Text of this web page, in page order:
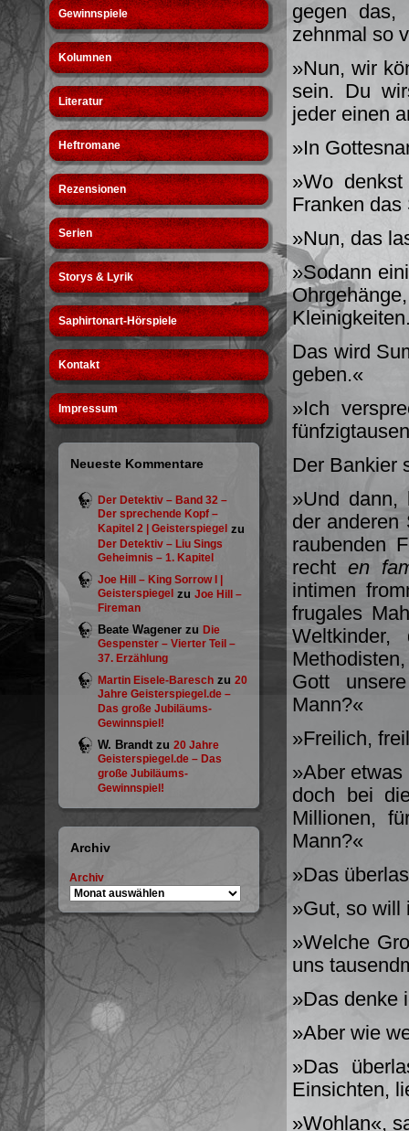
Gewinnspiele
Kolumnen
Literatur
Heftromane
Rezensionen
Serien
Storys & Lyrik
Saphirtonart-Hörspiele
Kontakt
Impressum
Neueste Kommentare
Der Detektiv – Band 32 –
Der sprechende Kopf –
Kapitel 2 | Geisterspiegel zu
Der Detektiv – Liu Sings
Geheimnis – 1. Kapitel
Joe Hill – King Sorrow I |
Geisterspiegel zu Joe Hill –
Fireman
Beate Wagener zu Die
Gespenster – Vierter Teil –
37. Erzählung
Martin Eisele-Baresch zu 20
Jahre Geisterspiegel.de –
Das große Jubiläums-
Gewinnspiel!
W. Brandt zu 20 Jahre
Geisterspiegel.de – Das
große Jubiläums-
Gewinnspiel!
Archiv
Archiv
gegen
zehnmal so
»Nun, wir
sein. Du
jeder einen
»In
»Wo
Franken
»Nun, das
»Sodann
Das wird
geben.«
»Ich
Der Bankier
»Und dann,
der anderen
rau­benden
rechten
intimen
frugales
Gott
Mann?«
»Freilich,
»Aber
doch bei
Millionen,
Mann?«
»Das
»Gut, so will
»Welche
uns
»Das denke
»Aber wie
»Das
Einsichten,
»Wohlan«,